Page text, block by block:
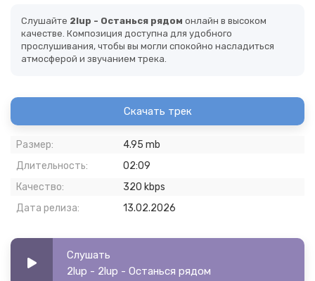
Слушайте 2lup - Останься рядом онлайн в высоком
качестве. Композиция доступна для удобного
прослушивания, чтобы вы могли спокойно насладиться
атмосферой и звучанием трека.
Скачать трек
Размер:
4.95 mb
Длительность:
02:09
Качество:
320 kbps
Дата релиза:
13.02.2026
Слушать
2lup - 2lup - Останься рядом